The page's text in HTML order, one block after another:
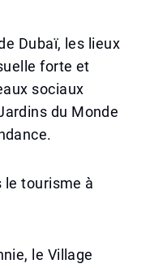
Dubaï, les lieux
forte et
sociaux
du Monde
le tourisme à
le Village